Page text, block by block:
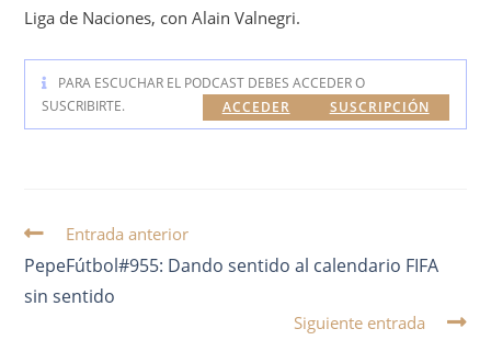
Liga de Naciones, con Alain Valnegri.
PARA ESCUCHAR EL PODCAST DEBES ACCEDER O
SUSCRIBIRTE.
SUSCRIPCIÓN
ACCEDER
Entrada anterior
PepeFútbol#955: Dando sentido al calendario FIFA
sin sentido
Siguiente entrada